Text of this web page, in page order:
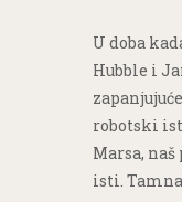
U doba
Hubble i
robotski
Marsa,
isti.